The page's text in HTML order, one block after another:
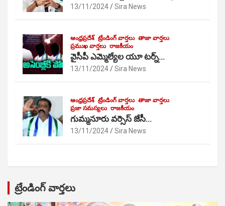
13/11/2024 Sira News
ఆంధ్రప్రదేశ్ ట్రేండింగ్ వార్తలు తాజా వార్తలు
ప్రముఖ వార్తలు రాజకీయం
వైసీపీ ఎమ్మెల్యేల యూ టర్న్…
13/11/2024 Sira News
ఆంధ్రప్రదేశ్ ట్రేండింగ్ వార్తలు తాజా వార్తలు
ప్రజా సమస్యలు రాజకీయం
గుమ్మనూరు వర్సెస్ జేసీ…
13/11/2024 Sira News
ట్రేండింగ్ వార్తలు